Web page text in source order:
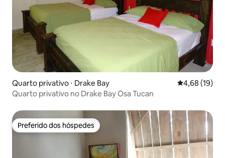
Quarto privativo ⋅ Drake Bay 4,68 de uma
4,68 (19)
Quarto privativo no Drake Bay Osa Tucan
Preferido dos hóspedes
Preferido dos hóspedes